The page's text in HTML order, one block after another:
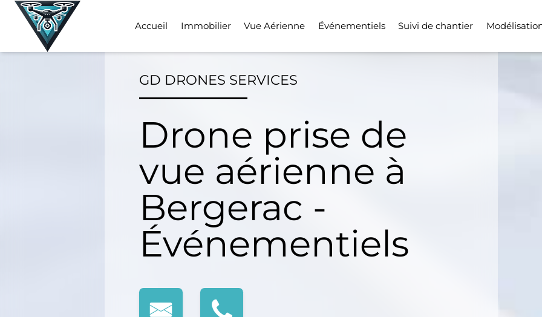
Skip
Accueil Immobilier Vue Aérienne Événementiels Suivi de chantier
GD DRONES SERVICES
Drone prise de
vue aérienne à
Bergerac -
Événementiels